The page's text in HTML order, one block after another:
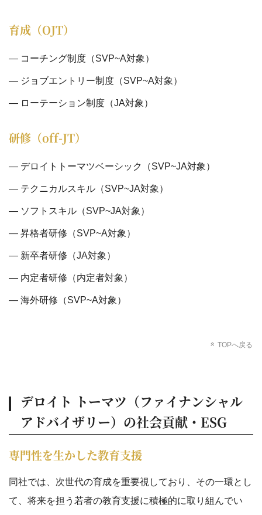
育成（OJT）
コーチング制度（SVP~A対象）
ジョブエントリー制度（SVP~A対象）
ローテーション制度（JA対象）
研修（off-JT）
デロイトトーマツベーシック（SVP~JA対象）
テクニカルスキル（SVP~JA対象）
ソフトスキル（SVP~JA対象）
昇格者研修（SVP~A対象）
新卒者研修（JA対象）
内定者研修（内定者対象）
海外研修（SVP~A対象）
TOPへ戻る
デロイト トーマツ（ファイナンシャル
アドバイザリー）の社会貢献・ESG
専門性を生かした教育支援
同社では、次世代の育成を重要視しており、その一環とし
て、将来を担う若者の教育支援に積極的に取り組んでい